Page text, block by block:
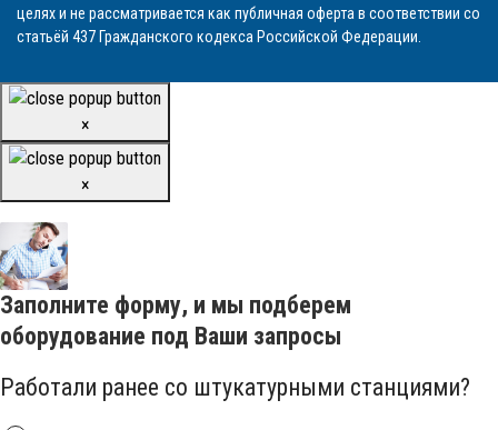
целях и не рассматривается как публичная оферта в соответствии со
статьёй 437 Гражданского кодекса Российской Федерации.
×
×
Заполните форму, и мы подберем
оборудование под Ваши запросы
Работали ранее со штукатурными станциями?